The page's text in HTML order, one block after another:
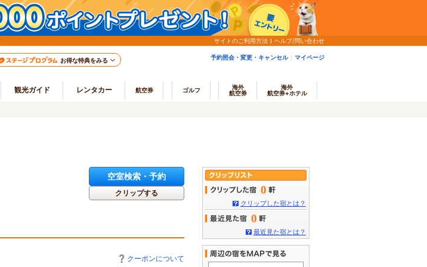
サイトのご利用方法 ヘルプ/問い合わせ
お得な特典をみる 予約照会・変更・キャンセル マイページ
観光ガイド レンタカー 航空券 ゴルフ
海外
航空券
海外
航空券+ホテル
空室検索・予約
クリップする
クーポンについて
0
クリップした宿とは？
0
最近見た宿とは？